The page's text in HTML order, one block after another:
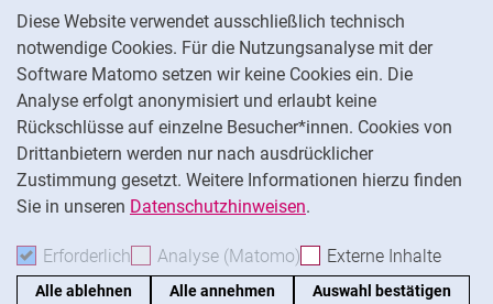
Diese Website verwendet ausschließlich technisch
notwendige Cookies. Für die Nutzungsanalyse mit der
Software Matomo setzen wir keine Cookies ein. Die
Analyse erfolgt anonymisiert und erlaubt keine
Rückschlüsse auf einzelne Besucher*innen. Cookies von
Drittanbietern werden nur nach ausdrücklicher
Zustimmung gesetzt. Weitere Informationen hierzu finden
Sie in unseren Datenschutzhinweisen.
Erforderlich Erforderliche Cookies akzeptieren
Analyse (Matomo) Analyse-Cookies
Externe Inhalte
Alle ablehnen Alle annehmen Auswahl bestätigen
Datenschutz
Barrierefreiheit
Transparenter KI-Einsatz
Impressum
Externer Link: Universität Kassel auf
Facebook(öffnet neues Fenster)
Externer Link: Universität Kassel auf
Instagram (öffnet neues Fenster)